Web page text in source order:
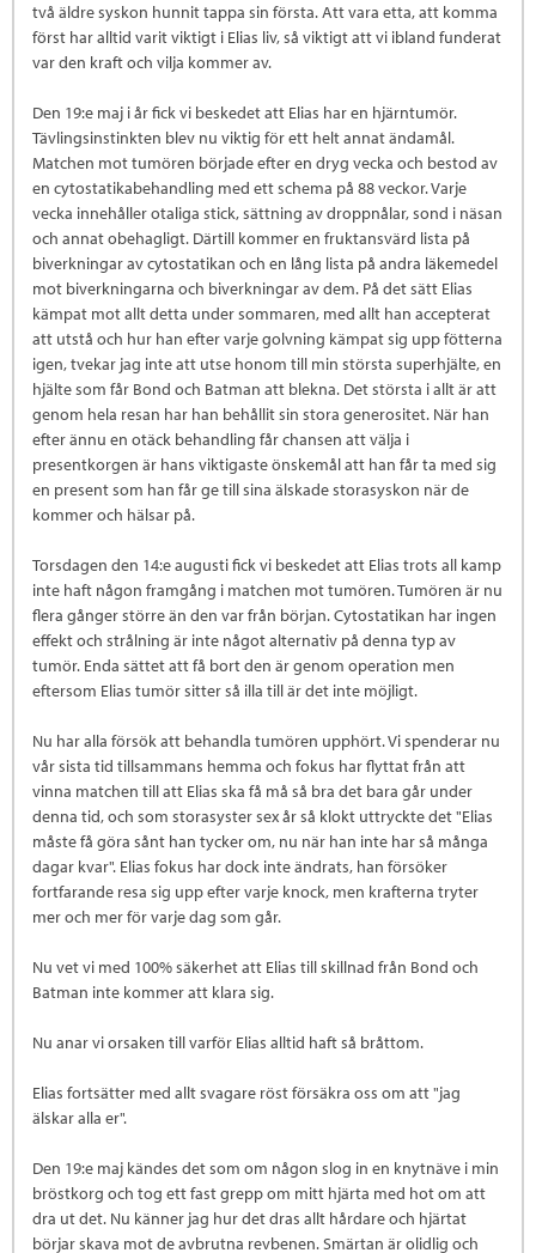
två äldre syskon hunnit tappa sin första. Att vara etta, att komma
först har alltid varit viktigt i Elias liv, så viktigt att vi ibland funderat
var den kraft och vilja kommer av.
Den 19:e maj i år fick vi beskedet att Elias har en hjärntumör.
Tävlingsinstinkten blev nu viktig för ett helt annat ändamål.
Matchen mot tumören började efter en dryg vecka och bestod av
en cytostatikabehandling med ett schema på 88 veckor. Varje
vecka innehåller otaliga stick, sättning av droppnålar, sond i näsan
och annat obehagligt. Därtill kommer en fruktansvärd lista på
biverkningar av cytostatikan och en lång lista på andra läkemedel
mot biverkningarna och biverkningar av dem. På det sätt Elias
kämpat mot allt detta under sommaren, med allt han accepterat
att utstå och hur han efter varje golvning kämpat sig upp fötterna
igen, tvekar jag inte att utse honom till min största superhjälte, en
hjälte som får Bond och Batman att blekna. Det största i allt är att
genom hela resan har han behållit sin stora generositet. När han
efter ännu en otäck behandling får chansen att välja i
presentkorgen är hans viktigaste önskemål att han får ta med sig
en present som han får ge till sina älskade storasyskon när de
kommer och hälsar på.
Torsdagen den 14:e augusti fick vi beskedet att Elias trots all kamp
inte haft någon framgång i matchen mot tumören. Tumören är nu
flera gånger större än den var från början. Cytostatikan har ingen
effekt och strålning är inte något alternativ på denna typ av
tumör. Enda sättet att få bort den är genom operation men
eftersom Elias tumör sitter så illa till är det inte möjligt.
Nu har alla försök att behandla tumören upphört. Vi spenderar nu
vår sista tid tillsammans hemma och fokus har flyttat från att
vinna matchen till att Elias ska få må så bra det bara går under
denna tid, och som storasyster sex år så klokt uttryckte det "Elias
måste få göra sånt han tycker om, nu när han inte har så många
dagar kvar". Elias fokus har dock inte ändrats, han försöker
fortfarande resa sig upp efter varje knock, men krafterna tryter
mer och mer för varje dag som går.
Nu vet vi med 100% säkerhet att Elias till skillnad från Bond och
Batman inte kommer att klara sig.
Nu anar vi orsaken till varför Elias alltid haft så bråttom.
Elias fortsätter med allt svagare röst försäkra oss om att "jag
älskar alla er".
Den 19:e maj kändes det som om någon slog in en knytnäve i min
bröstkorg och tog ett fast grepp om mitt hjärta med hot om att
dra ut det. Nu känner jag hur det dras allt hårdare och hjärtat
börjar skava mot de avbrutna revbenen. Smärtan är olidlig och